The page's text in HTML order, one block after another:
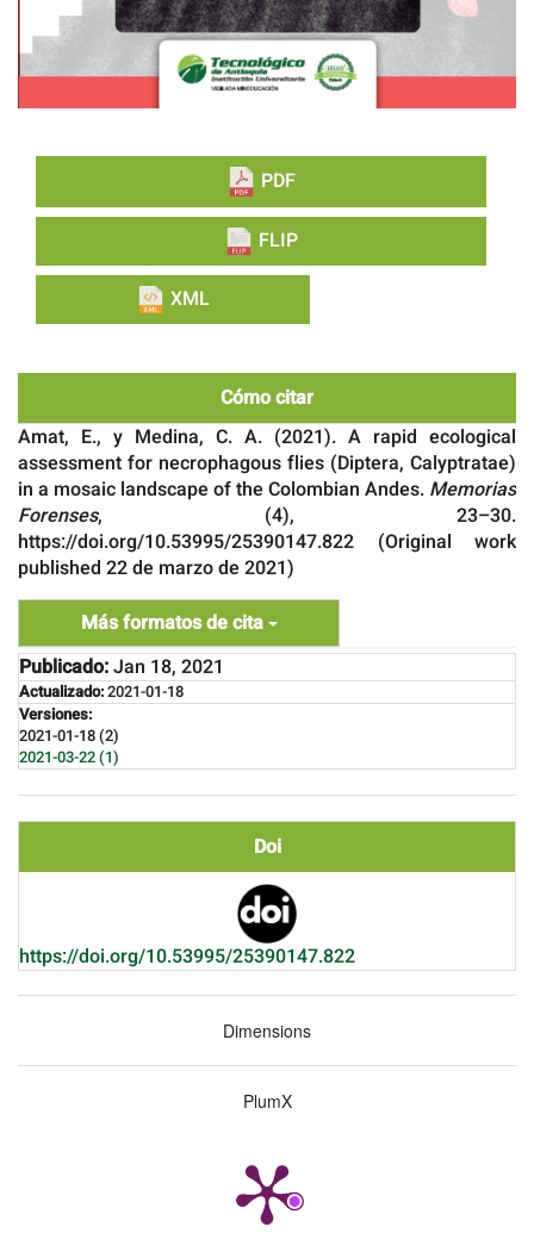
PDF
FLIP
XML
Cómo citar
Amat, E., y Medina, C. A. (2021). A rapid ecological
assessment for necrophagous flies (Diptera, Calyptratae)
in a mosaic landscape of the Colombian Andes. Memorias
Forenses, (4), 23–30.
https://doi.org/10.53995/25390147.822 (Original work
published 22 de marzo de 2021)
Más formatos de cita
Publicado:Jan 18, 2021
Actualizado:2021-01-18
Versiones:
2021-01-18 (2)
2021-03-22 (1)
Doi
https://doi.org/10.53995/25390147.822
Dimensions
PlumX